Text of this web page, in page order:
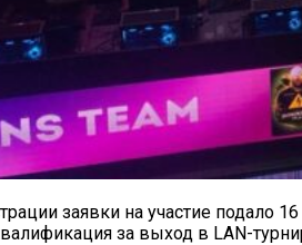
заявки на участие подало
за выход в LAN-